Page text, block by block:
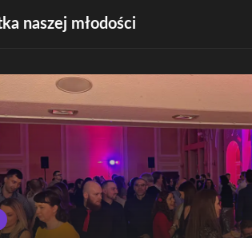
naszej młodości